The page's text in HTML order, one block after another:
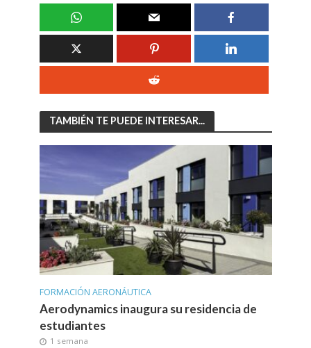
TAMBIÉN TE PUEDE INTERESAR...
FORMACIÓN AERONÁUTICA
Aerodynamics inaugura su residencia de
estudiantes
1 semana